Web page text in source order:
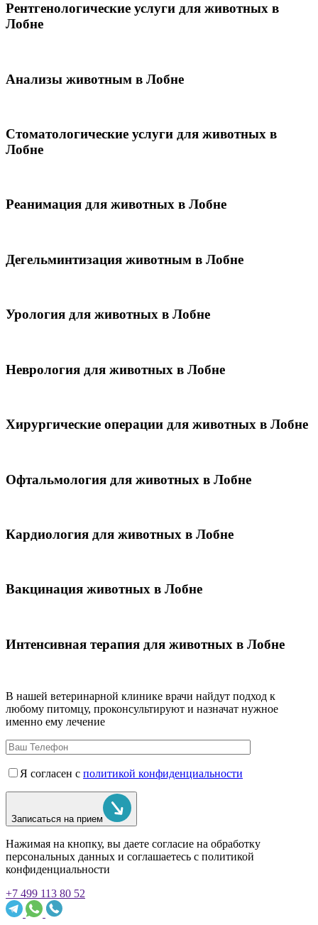
Рентгенологические услуги для животных в
Лобне
Анализы животным в Лобне
Стоматологические услуги для животных в
Лобне
Реанимация для животных в Лобне
Дегельминтизация животным в Лобне
Урология для животных в Лобне
Неврология для животных в Лобне
Хирургические операции для животных в Лобне
Офтальмология для животных в Лобне
Кардиология для животных в Лобне
Вакцинация животных в Лобне
Интенсивная терапия для животных в Лобне
В нашей ветеринарной клинике врачи найдут подход к
любому питомцу, проконсультируют и назначат нужное
именно ему лечение
Я согласен с политикой конфиденциальности
Записаться на прием
Нажимая на кнопку, вы даете согласие на обработку
персональных данных и соглашаетесь c политикой
конфиденциальности
+7 499 113 80 52